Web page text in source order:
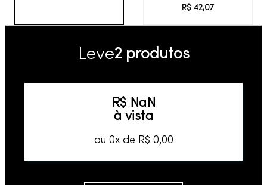
R$ 42,07
Leve2 produtos
R$ NaN
à vista
ou 0x de R$ 0,00